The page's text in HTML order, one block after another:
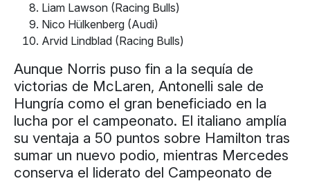
Liam Lawson (Racing Bulls)
Nico Hülkenberg (Audi)
Arvid Lindblad (Racing Bulls)
Aunque Norris puso fin a la sequía de
victorias de McLaren, Antonelli sale de
Hungría como el gran beneficiado en la
lucha por el campeonato. El italiano amplía
su ventaja a 50 puntos sobre Hamilton tras
sumar un nuevo podio, mientras Mercedes
conserva el liderato del Campeonato de